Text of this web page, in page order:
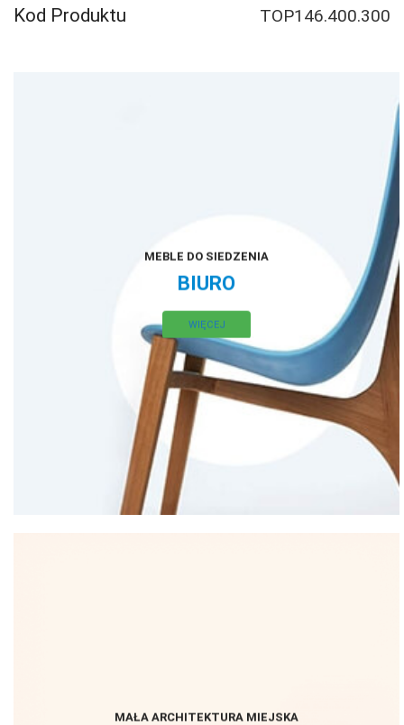
Kod Produktu TOP146.400.300
MEBLE DO SIEDZENIA
BIURO
WIĘCEJ
MAŁA ARCHITEKTURA MIEJSKA